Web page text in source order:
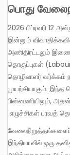
பொது
2026 பிப்ரவரி 12 அன்று நடைபெற்ற பொது வேலைநிறுத்தம் குறித்து நாம்
இன்னும்
அணிதிரட்டலும்
தொகுப்புகள்
தொழிலாளர் வர்க்கம்
முயற்சியாகும். இந்த
பின்னணியிலும்,
எழுச்சிகள் பரவத்
வேலைநிறுத்தங்களைப் பொறுத்தவரை, கடந்த இருபது ஆண்டுகளில்
இந்தியாவில் ஒரு